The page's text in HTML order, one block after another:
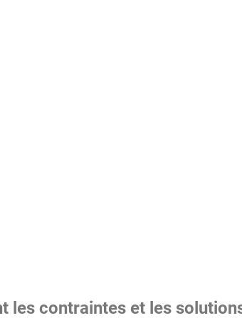
les contraintes et les